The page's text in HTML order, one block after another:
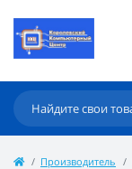
Производитель